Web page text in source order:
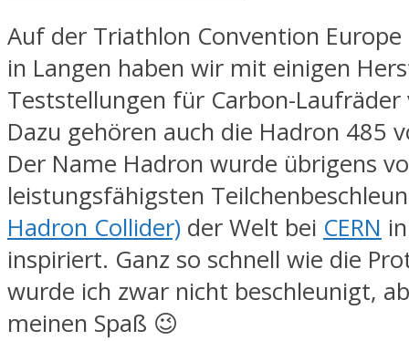
Auf der Triathlon Convention Europe
in Langen haben wir mit einigen
Teststellungen für Carbon-
Dazu gehören auch die Hadron 485
Der Name Hadron wurde übrigens
leistungsfähigsten
Hadron Collider) der Welt bei CERN
inspiriert. Ganz so schnell wie die
wurde ich zwar nicht beschleunigt,
meinen Spaß 😉